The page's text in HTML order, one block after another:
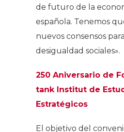
de futuro de la
española. Tenemos
nuevos consensos
desigualdad sociales».
250 Aniversario de
tankInstitut de
Estratégicos
El objetivo del